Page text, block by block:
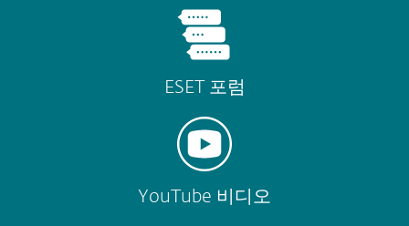
ESET 포럼
YouTube 비디오